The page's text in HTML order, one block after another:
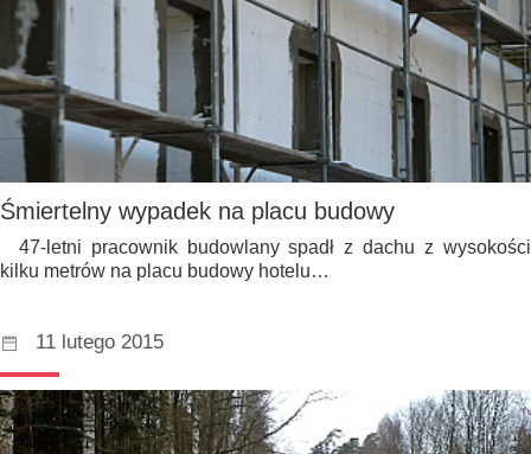
Śmiertelny wypadek na placu budowy
47-letni pracownik budowlany spadł z dachu z wysokości
kilku metrów na placu budowy hotelu…
11 lutego 2015